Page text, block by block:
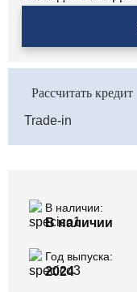
Рассчитать кредит
Trade-in
В наличии:
В наличии
Год выпуска:
2024